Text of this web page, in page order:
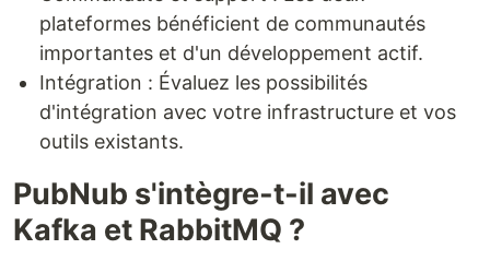
plateformes bénéficient de communautés
importantes et d'un développement actif.
Intégration : Évaluez les possibilités
d'intégration avec votre infrastructure et vos
outils existants.
PubNub s'intègre-t-il avec
Kafka et RabbitMQ ?